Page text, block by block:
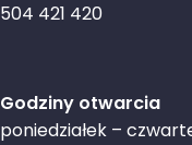
504 421 420
Godziny otwarcia
poniedziałek –